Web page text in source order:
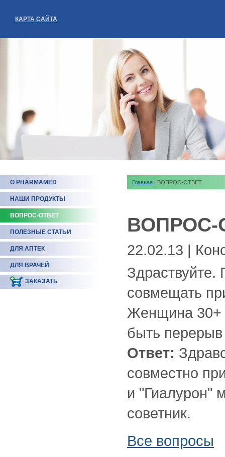
КАРТА САЙТА
О PHARMAMED
НАШИ ПРОДУКТЫ
ВОПРОС-ОТВЕТ
ПОЛЕЗНЫЕ СТАТЬИ
ДЛЯ АПТЕК
ДЛЯ ВРАЧЕЙ
ЗАКАЗАТЬ
Главная | ВОПРОС-ОТВЕТ
ВОПРОС-
22.02.13 |
совмещать
Женщина 30+
быть
Ответ:
совместно
и "Гиалурон"
советник.
Все вопросы